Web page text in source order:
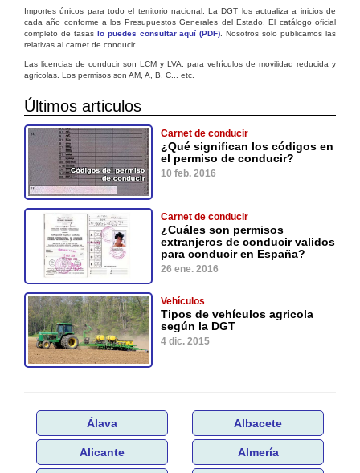
Importes únicos para todo el territorio nacional. La DGT los actualiza a inicios de
cada año conforme a los Presupuestos Generales del Estado. El catálogo oficial
completo de tasas lo puedes consultar aquí (PDF) . Nosotros solo publicamos las
relativas al carnet de conducir.
Las licencias de conducir son LCM y LVA, para vehículos de movilidad reducida y
agricolas. Los permisos son AM, A, B, C... etc.
Últimos articulos
Carnet de conducir
¿Qué significan los códigos en
el permiso de conducir?
10 feb. 2016
Carnet de conducir
¿Cuáles son permisos
extranjeros de conducir validos
para conducir en España?
26 ene. 2016
Vehículos
Tipos de vehículos agricola
según la DGT
4 dic. 2015
Álava Albacete
Alicante Almería